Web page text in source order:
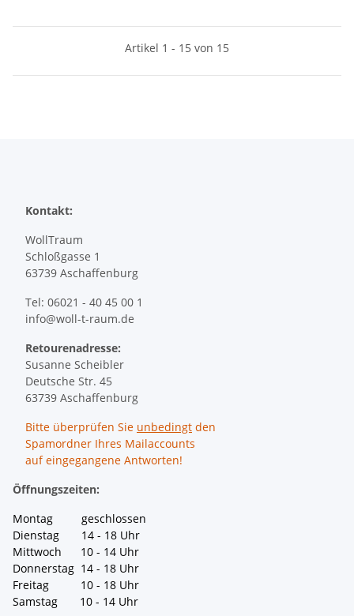
Artikel 1 - 15 von 15
Kontakt:
WollTraum
Schloßgasse 1
63739 Aschaffenburg
Tel: 06021 - 40 45 00 1
info@woll-t-raum.de
Retourenadresse:
Susanne Scheibler
Deutsche Str. 45
63739 Aschaffenburg
Bitte überprüfen Sie unbedingt den
Spamordner Ihres Mailaccounts
auf eingegangene Antworten!
Öffnungszeiten:
Montag geschlossen
Dienstag 14 - 18 Uhr
Mittwoch 10 - 14 Uhr
Donnerstag 14 - 18 Uhr
Freitag 10 - 18 Uhr
Samstag 10 - 14 Uhr